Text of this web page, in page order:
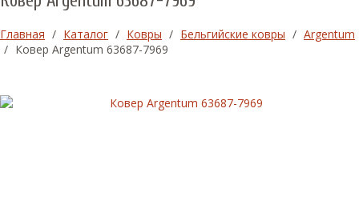
Главная / Каталог / Ковры / Бельгийские ковры / Argentum
/ Ковер Argentum 63687-7969